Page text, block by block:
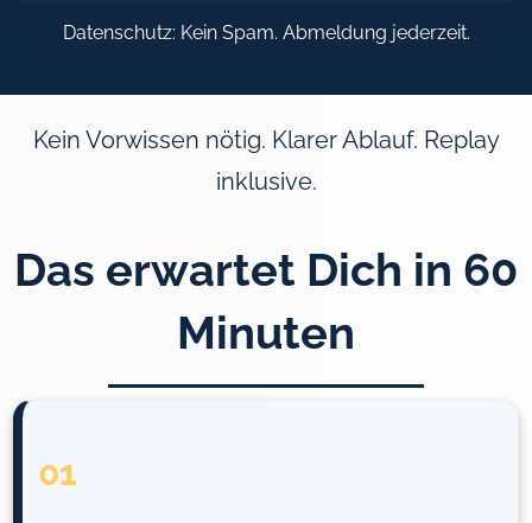
Datenschutz: Kein Spam. Abmeldung jederzeit.
Kein Vorwissen nötig. Klarer Ablauf. Replay
inklusive.
Das erwartet Dich in 60
Minuten
01